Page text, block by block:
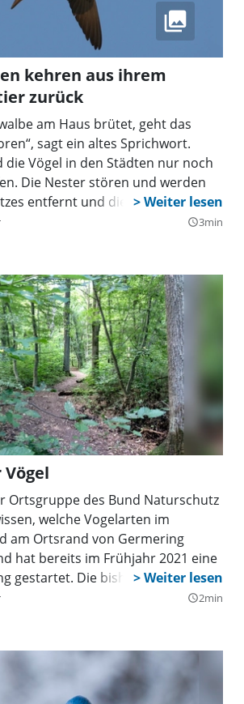
kehren aus ihrem
zurück
am Haus brütet, geht das
sagt ein altes Sprichwort.
die Vögel in den Städten nur noch
Die Nester stören und werden
entfernt und die Tiere finden
Trotzdem gibt es sie
aufweisen wie Aubing. Hier
Rauchschwalben im Reitstall,
haben sie ein großes
aber auch Mehlschwalben
query_builder3min
Ortsgruppe des Bund Naturschutz
welche Vogelarten im
am Ortsrand von Germering
hat bereits im Frühjahr 2021 eine
gestartet. Die bisherigen
alle Erwartungen: Von den
Besonders hoch ist der Anteil
wie Bunt-, Schwarz und
Gartenbaumläufer, Star und
query_builder2min